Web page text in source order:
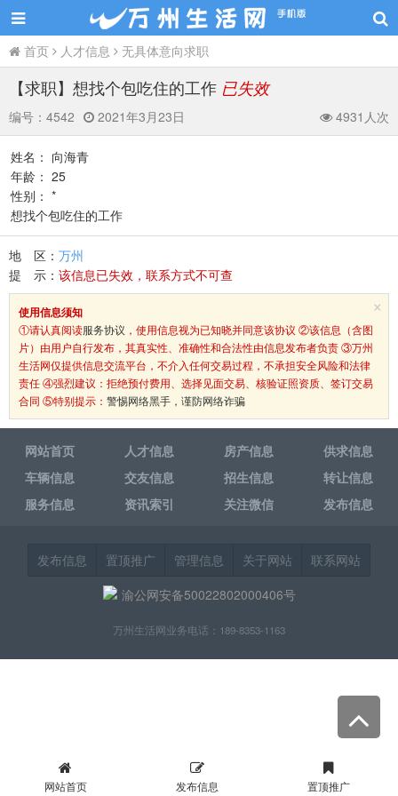
首页 人才信息 无具体意向求职
【求职】想找个包吃住的工作 已失效
编号： 4542 2021年3月23日 4931人次
姓名： 向海青
年龄： 25
性别： *
想找个包吃住的工作
地 区： 万州
提 示： 该信息已失效，联系方式不可查
×
使用信息须知
①请认真阅读服务协议 ，使用信息视为已知晓并同意该协议 ②该信息（含图
片）由用户自行发布，其真实性、准确性和合法性由信息发布者负责 ③万州
生活网仅提供信息交流平台，不介入任何交易过程，不承担安全风险和法律
责任 ④强烈建议：拒绝预付费用、选择见面交易、核验证照资质、签订交易
合同 ⑤特别提示： 警惕网络黑手，谨防网络诈骗
网站首页 人才信息 房产信息
供求信息
车辆信息
交友信息 招生信息
转让信息
服务信息
资讯索引 关注微信 发布信息
发布信息 置顶推广 管理信息 关于网站
联系网站
渝公网安备50022802000406号
万州生活网业务电话：189-8353-1163
网站首页 发布信息 置顶推广